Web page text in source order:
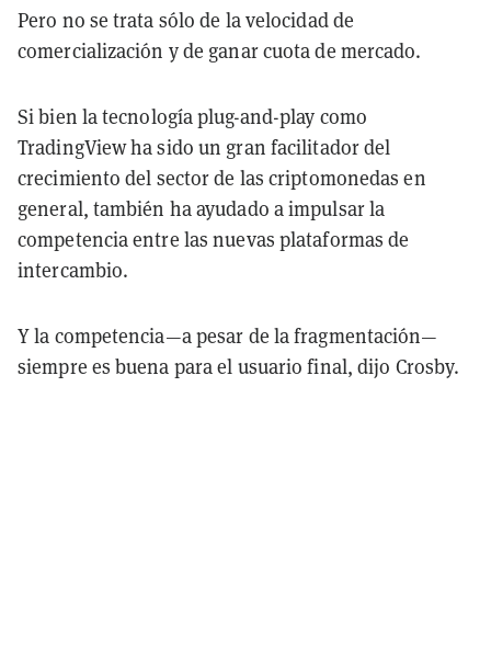
Pero no se trata sólo de la velocidad de
comercialización y de ganar cuota de mercado.
Si bien la tecnología plug-and-play como
TradingView ha sido un gran facilitador del
crecimiento del sector de las criptomonedas en
general, también ha ayudado a impulsar la
competencia entre las nuevas plataformas de
intercambio.
Y la competencia—a pesar de la fragmentación—
siempre es buena para el usuario final, dijo Crosby.